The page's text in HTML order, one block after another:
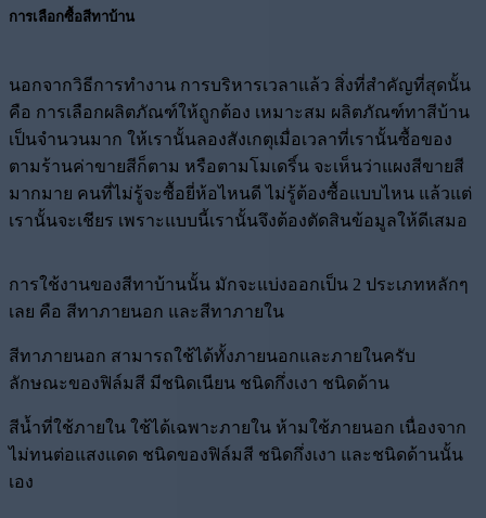
การเลือกซื้อสีทาบ้าน
นอกจากวิธีการทำงาน การบริหารเวลาแล้ว สิ่งที่สำคัญที่สุดนั้น
คือ การเลือกผลิตภัณฑ์ให้ถูกต้อง เหมาะสม ผลิตภัณฑ์ทาสีบ้าน
เป็นจำนวนมาก ให้เรานั้นลองสังเกตุเมื่อเวลาที่เรานั้นซื้อของ
ตามร้านค่าขายสีก็ตาม หรือตามโมเดริ์น จะเห็นว่าแผงสีขายสี
มากมาย คนที่ไม่รู้จะซื้อยี่ห้อไหนดี ไม่รู้ต้องซื้อแบบไหน แล้วแต่
เรานั้นจะเชียร เพราะแบบนี้เรานั้นจึงต้องตัดสินข้อมูลให้ดีเสมอ
การใช้งานของสีทาบ้านนั้น มักจะแบ่งออกเป็น 2 ประเภทหลักๆ
เลย คือ สีทาภายนอก และสีทาภายใน
สีทาภายนอก สามารถใช้ได้ทั้งภายนอกและภายในครับ
ลักษณะของฟิล์มสี มีชนิดเนียน ชนิดกึ่งเงา ชนิดด้าน
สีน้ำที่ใช้ภายใน ใช้ได้เฉพาะภายใน ห้ามใช้ภายนอก เนื่องจาก
ไม่ทนต่อแสงแดด ชนิดของฟิล์มสี ชนิดกึ่งเงา และชนิดด้านนั้น
เอง